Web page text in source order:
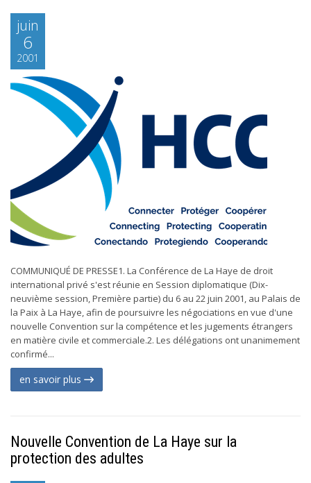
juin
6
2001
COMMUNIQUÉ DE PRESSE1. La Conférence de La Haye de droit
international privé s'est réunie en Session diplomatique (Dix-
neuvième session, Première partie) du 6 au 22 juin 2001, au Palais de
la Paix à La Haye, afin de poursuivre les négociations en vue d'une
nouvelle Convention sur la compétence et les jugements étrangers
en matière civile et commerciale.2. Les délégations ont unanimement
confirmé...
en savoir plus
Nouvelle Convention de La Haye sur la
protection des adultes